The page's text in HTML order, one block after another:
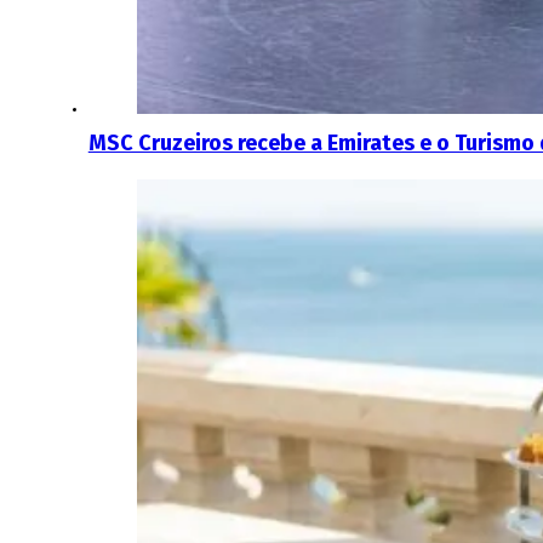
MSC Cruzeiros recebe a Emirates e o